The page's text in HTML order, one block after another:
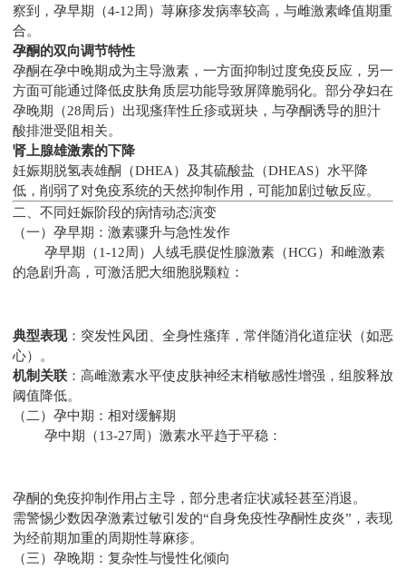
察到，孕早期（4-12周）荨麻疹发病率较高，与雌激素峰值期重
合。
孕酮的双向调节特性
孕酮在孕中晚期成为主导激素，一方面抑制过度免疫反应，另一
方面可能通过降低皮肤角质层功能导致屏障脆弱化。部分孕妇在
孕晚期（28周后）出现瘙痒性丘疹或斑块，与孕酮诱导的胆汁
酸排泄受阻相关。
肾上腺雄激素的下降
妊娠期脱氢表雄酮（DHEA）及其硫酸盐（DHEAS）水平降
低，削弱了对免疫系统的天然抑制作用，可能加剧过敏反应。
二、不同妊娠阶段的病情动态演变
（一）孕早期：激素骤升与急性发作
孕早期（1-12周）人绒毛膜促性腺激素（HCG）和雌激素
的急剧升高，可激活肥大细胞脱颗粒：
典型表现：突发性风团、全身性瘙痒，常伴随消化道症状（如恶
心）。
机制关联 ：高雌激素水平使皮肤神经末梢敏感性增强，组胺释放
阈值降低。
（二）孕中期：相对缓解期
孕中期（13-27周）激素水平趋于平稳：
孕酮的免疫抑制作用占主导，部分患者症状减轻甚至消退。
需警惕少数因孕激素过敏引发的“自身免疫性孕酮性皮炎”，表现
为经前期加重的周期性荨麻疹。
（三）孕晚期：复杂性与慢性化倾向